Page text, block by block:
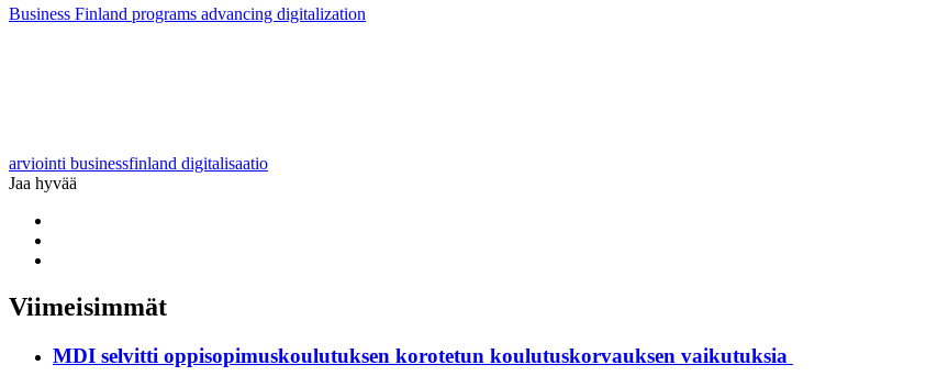
Business Finland programs advancing digitalization
arviointi businessfinland digitalisaatio
Jaa hyvää
twitter
Viimeisimmät
MDI selvitti oppisopimuskoulutuksen korotetun koulutuskorvauksen vaikutuksia